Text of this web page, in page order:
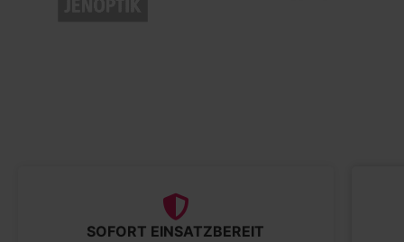
SOFORT EINSATZBEREIT